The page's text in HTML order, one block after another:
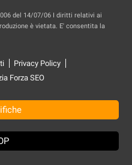
del 14/07/06 I diritti relativi ai
è vietata. E' consentita la
Privacy Policy
Forza SEO